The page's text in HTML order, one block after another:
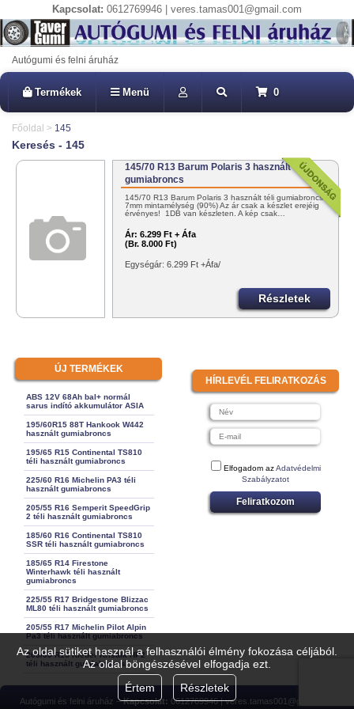
Az oldal sütiket használ a felhasználói élmény fokozása céljából.
Az oldal böngészésével elfogadja ezt.
Értem
Részletek
Kapcsolat: 0612769946 | veres.tamas001@gmail.com
Autógumi és felni áruház
Termékek Menü 0
Főoldal > 145
Keresés - 145
145/70 R13 Barum Polaris 3 használt téli
gumiabroncs
145/70 R13 Barum Polaris 3 használt téli gumiabroncs
7mm mintamélység (90%) Az ár csak a készlet erejéig
érvényes! 1DB van készleten. A kép csak…
Ár: 6.299 Ft + Áfa
(Br. 8.000 Ft)
Egységár: 6.299 Ft +Áfa/
Részletek
ÚJ TERMÉKEK
ABS 12V 68Ah bal+ normál
sarus indító akkumulátor ASIA
195/60R15 88T Hankook W442
használt gumiabroncs
195/65 R15 Continental TS810
téli használt gumiabroncs
225/60 R16 Michelin PA3 téli
használt gumiabroncs
205/55 R16 Semperit SpeedGrip
2 téli használt gumiabroncs
185/60 R16 Continental TS810
SSR téli használt gumiabroncs
185/65 R14 Firestone
Winterhawk téli használt
gumiabroncs
225/55 R17 Bridgestone Blizzac
ML80 téli használt gumiabroncs
205/55 R17 Michelin Pilot Alpin
Pa3 téli használt gumiabroncs
205/65 R15 Kleber Krisalk HP2
téli használt gumiabroncs
HÍRLEVÉL FELIRATKOZÁS
Elfogadom azAdatvédelmi
Szabályzatot
Feliratkozom
Autógumi és felni áruház –Kapcsolat: 0612769946 | veres.tamas001@gmail.com